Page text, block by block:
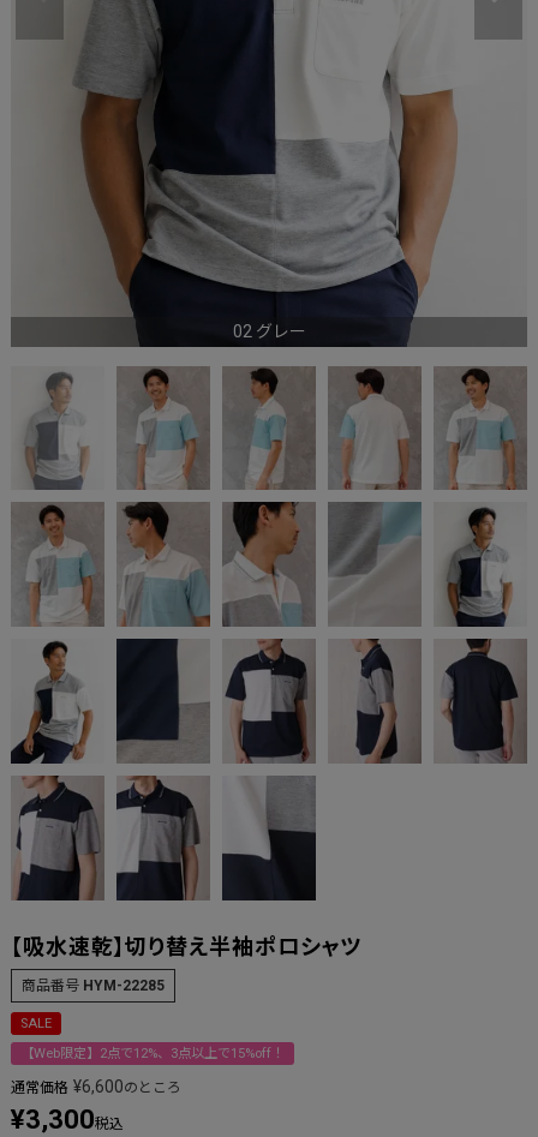
02 グレー
【吸水速乾】切り替え半袖ポロシャツ
商品番号 HYM-22285
SALE
【Web限定】2点で12%、3点以上で15%off！
通常価格 ¥6,600のところ
¥3,300税込